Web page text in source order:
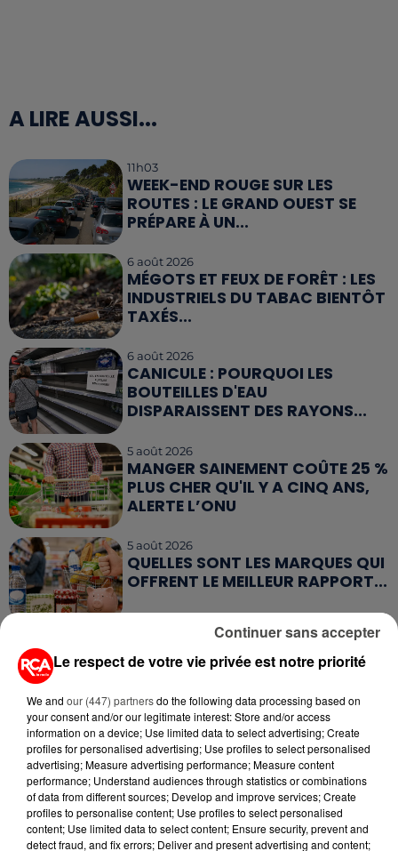
A LIRE AUSSI...
11h03
WEEK-END ROUGE SUR LES
ROUTES : LE GRAND OUEST SE
PRÉPARE À UN...
6 août 2026
MÉGOTS ET FEUX DE FORÊT : LES
INDUSTRIELS DU TABAC BIENTÔT
TAXÉS...
6 août 2026
CANICULE : POURQUOI LES
BOUTEILLES D'EAU
DISPARAISSENT DES RAYONS...
5 août 2026
MANGER SAINEMENT COÛTE 25 %
PLUS CHER QU'IL Y A CINQ ANS,
ALERTE L’ONU
5 août 2026
QUELLES SONT LES MARQUES QUI
OFFRENT LE MEILLEUR RAPPORT...
MOUCHES : LES 5 RÉFLEXES À
ADOPTER POUR ÉVITER
L'INVASION CET ÉTÉ...
RETROUVEZ TOUTE L'ACTU DE LA RÉGION ET
RECEVEZ LES ALERTES INFOS DE LA RÉDACTION
EN TÉLÉCHARGEANT L'APPLICATION MOBILE
Le respect de votre vie privée est notre priorité
We and our (447) partnersdo the following data processing based on
your consent and/or our legitimate interest: Store and/or access
information on a device; Use limited data to select advertising; Create
profiles for personalised advertising; Use profiles to select personalised
advertising; Measure advertising performance; Measure content
performance; Understand audiences through statistics or combinations
of data from different sources; Develop and improve services; Create
profiles to personalise content; Use profiles to select personalised
content; Use limited data to select content; Ensure security, prevent and
detect fraud, and fix errors; Deliver and present advertising and content;
Continuer sans accepter